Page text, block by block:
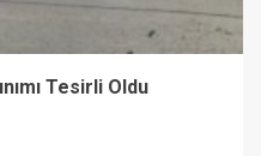
Tesirli Oldu